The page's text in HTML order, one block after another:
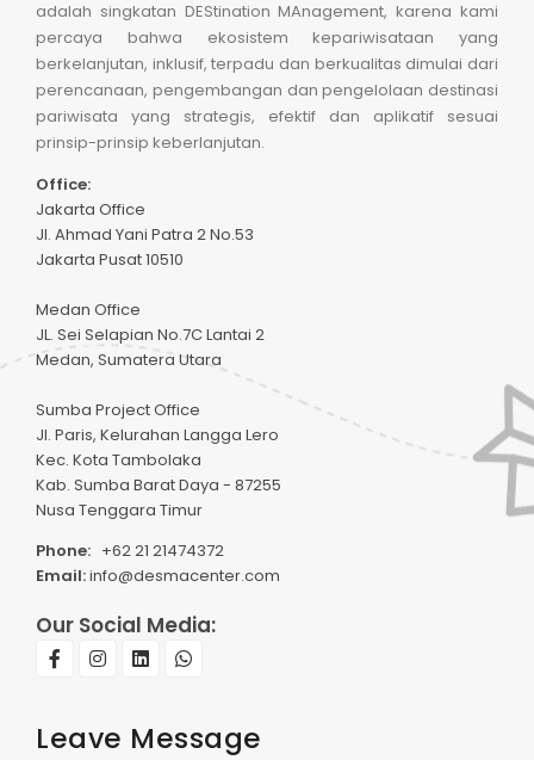
adalah singkatan DEStination MAnagement, karena kami
percaya bahwa ekosistem kepariwisataan yang
berkelanjutan, inklusif, terpadu dan berkualitas dimulai dari
perencanaan, pengembangan dan pengelolaan destinasi
pariwisata yang strategis, efektif dan aplikatif sesuai
prinsip-prinsip keberlanjutan.
Office:
Jakarta Office
Jl. Ahmad Yani Patra 2 No.53
Jakarta Pusat 10510
Medan Office
JL. Sei Selapian No.7C Lantai 2
Medan, Sumatera Utara
Sumba Project Office
Jl. Paris, Kelurahan Langga Lero
Kec. Kota Tambolaka
Kab. Sumba Barat Daya - 87255
Nusa Tenggara Timur
Phone: +62 21 21474372
Email:info@desmacenter.com
Our Social Media:
Leave Message